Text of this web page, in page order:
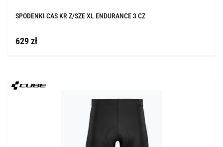
SPODENKI CAS KR Z/SZE XL ENDURANCE 3 CZ
629 zł